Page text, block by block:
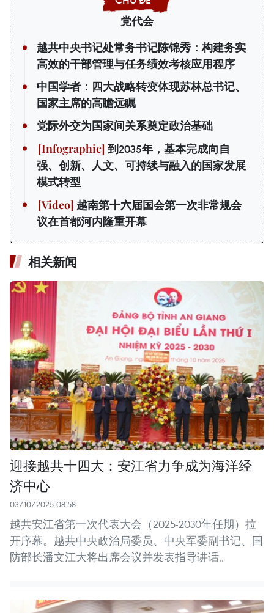
党代会
越共中央书记处常务书记陈锦秀：构建务实
高效的干部管理与任务绩效考核应用程序
中国学者：四大战略转变体现苏林总书记、
国家主席的高瞻远瞩
党际外交为国家间关系奠定政治基础
到2035年，基本完成向自
强、创新、人文、可持续与融入的国家发展
模式转型
越南第十六届国会第一次非常规会
议在首都河内隆重开幕
相关新闻
迎接越共十四大：安江省力争成为海洋经
济中心
03/10/2025 08:58
越共安江省第一次代表大会（2025-2030年任期）拉
开序幕。越共中央政治局委员、中央军委副书记、国
防部长潘文江大将出席会议并发表指导讲话。